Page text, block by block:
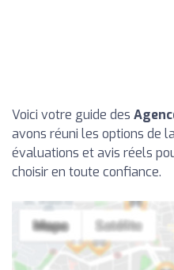
Voici votre guide des
avons réuni les options de
évaluations et avis réels
choisir en toute confiance.